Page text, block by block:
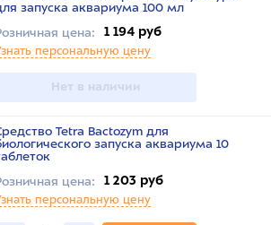
запуска аквариума 100 мл
цена:
1 194 руб
персональную цену
Нет в наличии
Tetra Bactozym для
запуска аквариума 10
цена:
1 203 руб
персональную цену